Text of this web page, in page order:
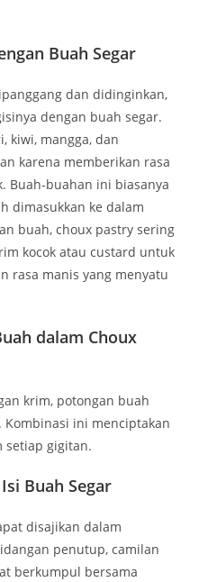
Buah Segar
dan didinginkan,
dengan buah segar.
kiwi, mangga, dan
karena memberikan rasa
Buah-buahan ini biasanya
dimasukkan ke dalam
buah, choux pastry sering
kocok atau custard untuk
rasa manis yang menyatu
dalam Choux
krim, potongan buah
ini menciptakan
setiap gigitan.
Buah Segar
disajikan dalam
penutup, camilan
berkumpul bersama